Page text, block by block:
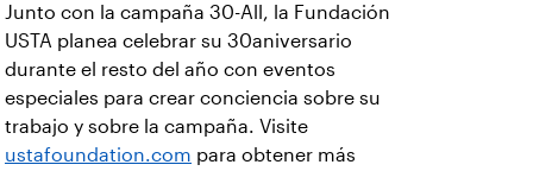
Junto con la campaña 30-All, la Fundación
USTA planea celebrar su 30aniversario
durante el resto del año con eventos
especiales para crear conciencia sobre su
trabajo y sobre la campaña. Visite
ustafoundation.com para obtener más